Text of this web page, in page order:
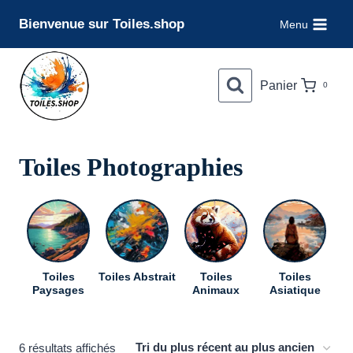
contenu
Bienvenue sur Toiles.shop Menu
Panier 0
Toiles Photographies
Toiles
Paysages
Toiles Abstrait
Toiles
Animaux
Toiles
Asiatique
6 résultats affichés